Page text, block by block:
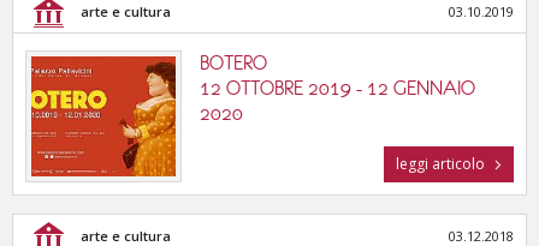
arte e cultura 03.10.2019
BOTERO
12 OTTOBRE 2019 - 12 GENNAIO
2020
leggi articolo
arte e cultura 03.12.2018